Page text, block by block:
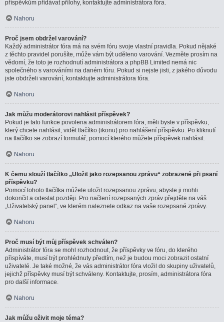
příspěvkům přidávat přílohy, kontaktujte administrátora fóra.
Nahoru
Proč jsem obdržel varování?
Každý administrátor fóra má na svém fóru svoje vlastní pravidla. Pokud nějaké
z těchto pravidel porušíte, může vám být uděleno varování. Vezměte prosím na
vědomí, že toto je rozhodnutí administrátora a phpBB Limited nemá nic
společného s varováními na daném fóru. Pokud si nejste jisti, z jakého důvodu
jste obdrželi varování, kontaktujte administrátora fóra.
Nahoru
Jak můžu moderátorovi nahlásit příspěvek?
Pokud je tato funkce povolena administrátorem fóra, měli byste v příspěvku,
který chcete nahlásit, vidět tlačítko (ikonu) pro nahlášení příspěvku. Po kliknutí
na tlačítko se zobrazí formulář, pomocí kterého můžete příspěvek nahlásit.
Nahoru
K čemu slouží tlačítko „Uložit jako rozepsanou zprávu“ zobrazené při psaní
příspěvku?
Pomocí tohoto tlačítka můžete uložit rozepsanou zprávu, abyste ji mohli
dokončit a odeslat později. Pro načtení rozepsaných zpráv přejděte na váš
„Uživatelský panel“, ve kterém naleznete odkaz na vaše rozepsané zprávy.
Nahoru
Proč musí být můj příspěvek schválen?
Administrátor fóra se mohl rozhodnout, že příspěvky ve fóru, do kterého
přispíváte, musí být prohlédnuty předtím, než je budou moci zobrazit ostatní
uživatelé. Je také možné, že vás administrátor fóra vložil do skupiny uživatelů,
jejichž příspěvky musí být schváleny. Kontaktujte, prosím, administrátora fóra
pro další informace.
Nahoru
Jak můžu oživit moje téma?